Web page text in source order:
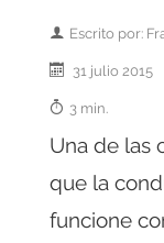
Escrito por:
31 julio 2015
3 min.
Una de las
que la
funcione